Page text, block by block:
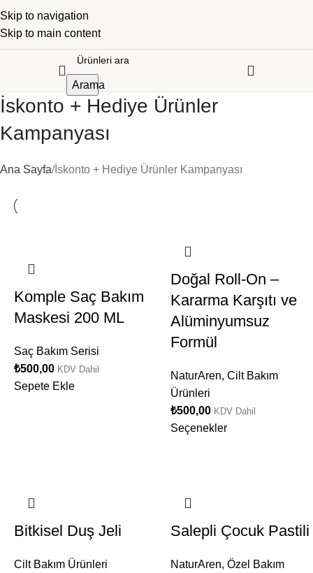
Skip to navigation
Skip to main content
Arama
İskonto + Hediye Ürünler
Kampanyası
Ana Sayfa İskonto + Hediye Ürünler Kampanyası
Komple Saç Bakım
Maskesi 200 ML
Saç Bakım Serisi
₺500,00 KDV Dahil
Sepete Ekle
Doğal Roll-On –
Kararma Karşıtı ve
Alüminyumsuz
Formül
NaturAren, Cilt Bakım
Ürünleri
₺500,00 KDV Dahil
Seçenekler
Bitkisel Duş Jeli
Cilt Bakım Ürünleri
Salepli Çocuk Pastili
NaturAren, Özel Bakım